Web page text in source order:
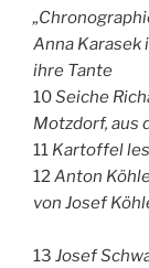
Anna Karasek
ihre Tante
10Seiche
Motzdorf, aus
11 Kartoffel
12Anton
von Josef
13 Josef